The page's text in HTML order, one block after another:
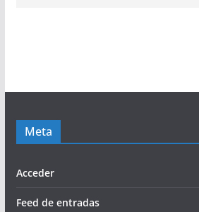
Meta
Acceder
Feed de entradas